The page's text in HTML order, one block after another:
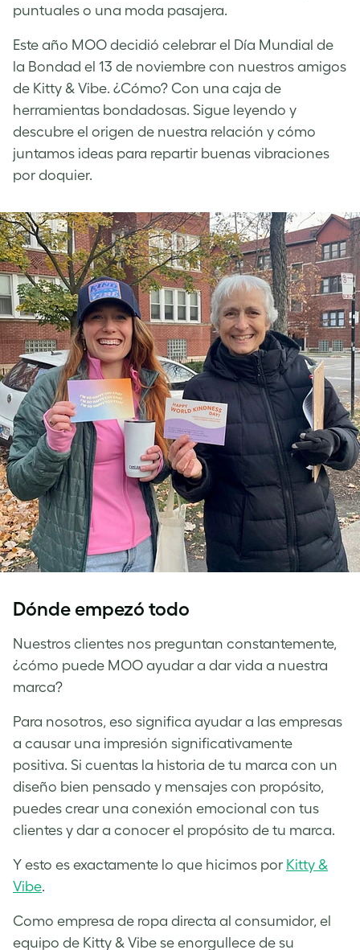
puntuales o una moda pasajera.
Este año MOO decidió celebrar el Día Mundial de
la Bondad el 13 de noviembre con nuestros amigos
de Kitty & Vibe. ¿Cómo? Con una caja de
herramientas bondadosas. Sigue leyendo y
descubre el origen de nuestra relación y cómo
juntamos ideas para repartir buenas vibraciones
por doquier.
Dónde empezó todo
Nuestros clientes nos preguntan constantemente,
¿cómo puede MOO ayudar a dar vida a nuestra
marca?
Para nosotros, eso significa ayudar a las empresas
a causar una impresión significativamente
positiva. Si cuentas la historia de tu marca con un
diseño bien pensado y mensajes con propósito,
puedes crear una conexión emocional con tus
clientes y dar a conocer el propósito de tu marca.
Y esto es exactamente lo que hicimos por Kitty &
Vibe.
Como empresa de ropa directa al consumidor, el
equipo de Kitty & Vibe se enorgullece de su